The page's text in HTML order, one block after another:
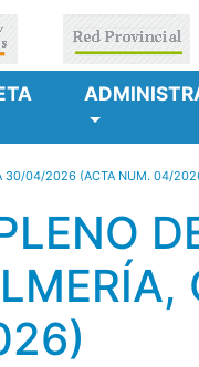
30/04/2026 (ACTA NUM. 04/